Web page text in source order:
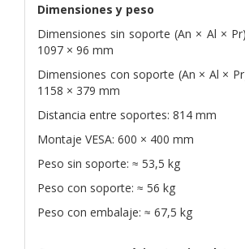
Dimensiones y peso
Dimensiones sin soporte (An × Al ×
1097 × 96 mm
Dimensiones con soporte (An × Al ×
1158 × 379 mm
Distancia entre soportes: 814 mm
Montaje VESA: 600 × 400 mm
Peso sin soporte: ≈ 53,5 kg
Peso con soporte: ≈ 56 kg
Peso con embalaje: ≈ 67,5 kg